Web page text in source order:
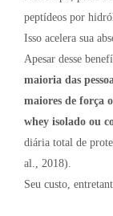
peptídeos por
Isso acelera sua
Apesar desse
maioria das
maiores de força
whey isolado ou
diária total de
al., 2018).
Seu custo,